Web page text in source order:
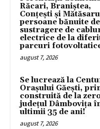
Răcari, Braniștea,
Conțești și
persoane bănuite de
sustragere de
electrice de la
parcuri
august 7, 2026
Se lucrează la
Orașului Găești,
construită de la
județul Dâmbovița
ultimii 35 de ani!
august 7, 2026